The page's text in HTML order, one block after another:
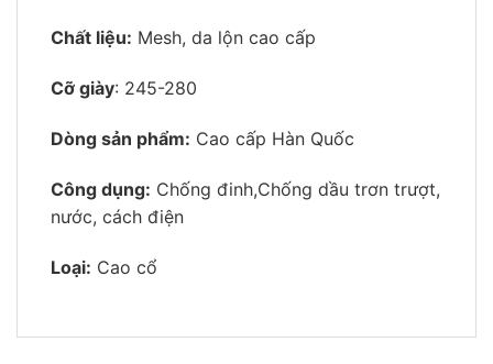
Chất liệu: Mesh, da lộn cao cấp
Cỡ giày: 245-280
Dòng sản phẩm: Cao cấp Hàn Quốc
Công dụng: Chống đinh,Chống dầu trơn trượt,
nước, cách điện
Loại: Cao cổ